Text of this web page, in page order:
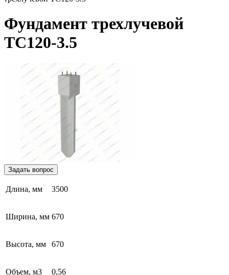
Фундамент трехлучевой
ТС120-3.5
Задать вопрос
Длина, мм 3500
Ширина, мм 670
Высота, мм 670
Объем, м3 0,56